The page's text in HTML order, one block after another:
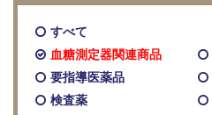
すべて
血糖測定器関連商品
要指導医薬品
検査薬